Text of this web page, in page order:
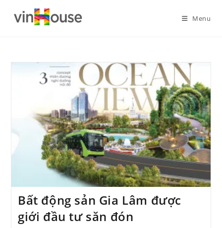
Menu
Bất động sản Gia Lâm được
giới đầu tư săn đón